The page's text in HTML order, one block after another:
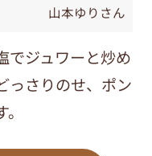
山本ゆりさん
でジュワーと炒め
っさりのせ、ポン